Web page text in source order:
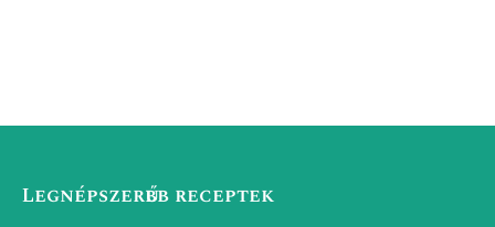
Legnépszerűbb receptek